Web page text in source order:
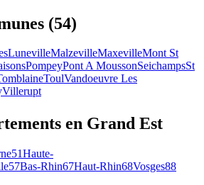
(54)
LunevilleMalzevilleMaxevilleMont St
PompeyPont A MoussonSeichampsSt
ToulVandoeuvre Les
Villerupt
en Grand Est
51Haute-
57Bas-Rhin67Haut-Rhin68Vosges88